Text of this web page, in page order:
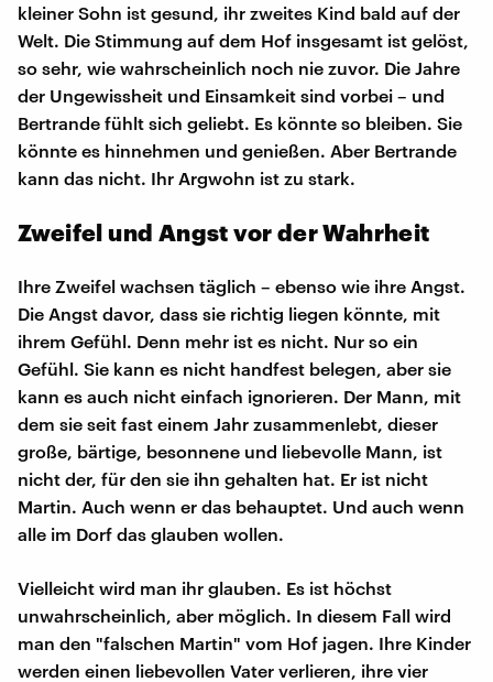
kleiner Sohn ist gesund, ihr zweites Kind bald auf der
Welt. Die Stimmung auf dem Hof insgesamt ist gelöst,
so sehr, wie wahrscheinlich noch nie zuvor. Die Jahre
der Ungewissheit und Einsamkeit sind vorbei – und
Bertrande fühlt sich geliebt. Es könnte so bleiben. Sie
könnte es hinnehmen und genießen. Aber Bertrande
kann das nicht. Ihr Argwohn ist zu stark.
Zweifel und Angst vor der Wahrheit
Ihre Zweifel wachsen täglich – ebenso wie ihre Angst.
Die Angst davor, dass sie richtig liegen könnte, mit
ihrem Gefühl. Denn mehr ist es nicht. Nur so ein
Gefühl. Sie kann es nicht handfest belegen, aber sie
kann es auch nicht einfach ignorieren. Der Mann, mit
dem sie seit fast einem Jahr zusammenlebt, dieser
große, bärtige, besonnene und liebevolle Mann, ist
nicht der, für den sie ihn gehalten hat. Er ist nicht
Martin. Auch wenn er das behauptet. Und auch wenn
alle im Dorf das glauben wollen.
Vielleicht wird man ihr glauben. Es ist höchst
unwahrscheinlich, aber möglich. In diesem Fall wird
man den "falschen Martin" vom Hof jagen. Ihre Kinder
werden einen liebevollen Vater verlieren, ihre vier